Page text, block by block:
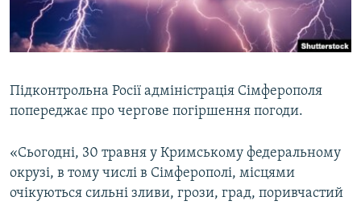
ВІДЕОУРОКИ «ELIFBE»
СВІДЧЕННЯ ОКУПАЦІЇ
ІНФОГРАФІКА
Русский
Qırımtatar
ДОЛУЧАЙСЯ!
Усі сайти RFE/RL
Підконтрольна Росії адміністрація Сімферополя
попереджає про чергове погіршення погоди.
«Сьогодні, 30 травня у Кримському федеральному
окрузі, в тому числі в Сімферополі, місцями
очікуються сильні зливи, грози, град, поривчастий